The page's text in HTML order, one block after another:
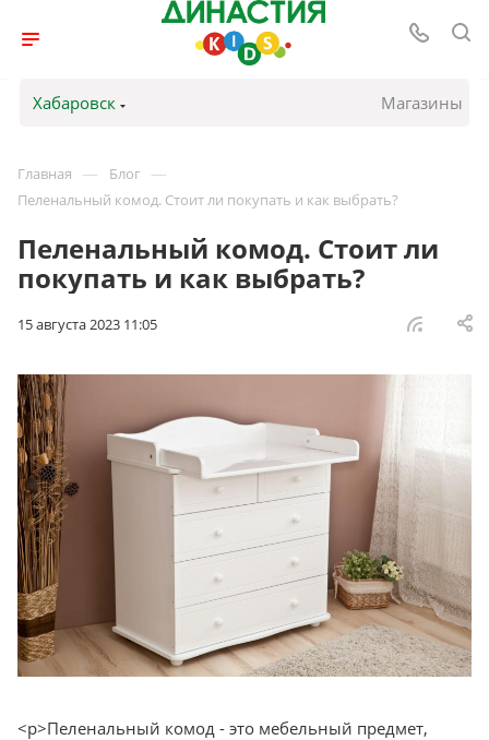
Хабаровск Магазины
Главная — Блог —
Пеленальный комод. Стоит ли покупать и как выбрать?
Пеленальный комод. Стоит ли
покупать и как выбрать?
15 августа 2023 11:05
<p>Пеленальный комод - это мебельный предмет,